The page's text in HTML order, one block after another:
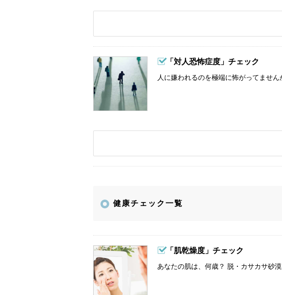
「対人恐怖症度」チェック
人に嫌われるのを極端に怖がってません
健康チェック一覧
「肌乾燥度」チェック
あなたの肌は、何歳？ 脱・カサカサ砂漠